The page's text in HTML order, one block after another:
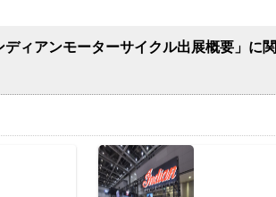
ィアンモーターサイクル出展概要」に関